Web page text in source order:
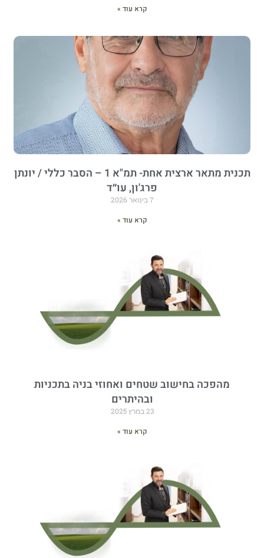
קרא עוד »
תכנית מתאר ארצית אחת- תמ"א 1 – הסבר כללי / יונתן
פרג'ון, עו״ד
7 בינואר 2026
קרא עוד »
מהפכה בחישוב שטחים ואחוזי בניה בתכניות
ובהיתרים
23 במרץ 2025
קרא עוד »